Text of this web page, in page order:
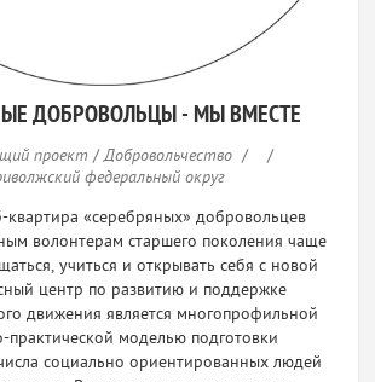
ДОБРОВОЛЬЦЫ - МЫ ВМЕСТЕ
проект /Добровольчество/
/
федеральный округ
квартира «серебряных» добровольцев
волонтерам старшего поколения чаще
учиться и открывать себя с новой
центр по развитию и поддержке
движения является многопрофильной
практической моделью подготовки
социально ориентированных людей